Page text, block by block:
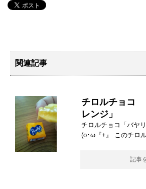
関連記事
チロルチョコ
レンジ」
チロルチョコ「バヤ
(o･ω『+』 このチロ
記事